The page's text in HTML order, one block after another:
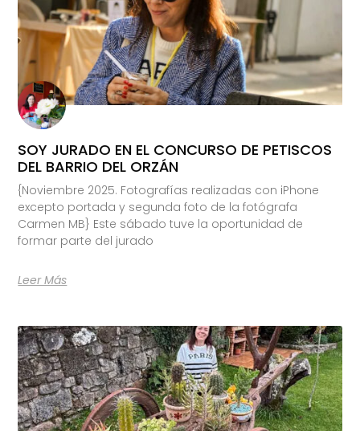
SOY JURADO EN EL CONCURSO DE PETISCOS
DEL BARRIO DEL ORZÁN
{Noviembre 2025. Fotografías realizadas con iPhone
excepto portada y segunda foto de la fotógrafa
Carmen MB} Este sábado tuve la oportunidad de
formar parte del jurado
Leer Más